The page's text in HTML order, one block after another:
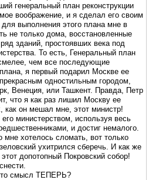
генеральный план реконструкции
воображение, и я сделал его своим
выполнения этого плана мне в
не только дома, восстановленные
зданий, простоявших века под
То есть, Генеральный план
чем все последующие
я первый подарил Москве ее
одностильным городом,
Венеция, или Ташкент. Правда, Петр
что я как раз лишил Москву ее
как он мешал мне, этот министр!
министерством, используя весь
и достиг немалого.
хотелось сломать, вот только
ухитрился сберечь. И как же
допотопный Покровский собор!
смысл ТЕПЕРЬ?